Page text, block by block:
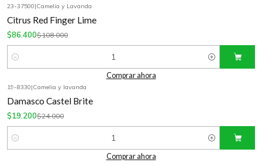
23-37500|Camelia y Lavanda
Citrus Red Finger Lime
$86.400$108.000
Cantidad
Comprar ahora
19-8330|Camelia y lavanda
Damasco Castel Brite
$19.200$24.000
Cantidad
Comprar ahora